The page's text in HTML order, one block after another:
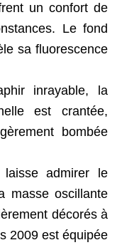
un confort de
Le fond
sa fluorescence
inrayable, la
est crantée,
bombée
admirer le
masse oscillante
décorés à
2009 est équipée